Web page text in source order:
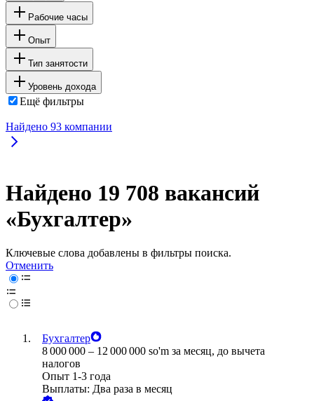
Рабочие часы
Опыт
Тип занятости
Уровень дохода
Ещё фильтры
Найдено 93 компании
Найдено 19 708 вакансий
«Бухгалтер»
Ключевые слова добавлены в фильтры поиска.
Отменить
Бухгалтер
8 000 000 – 12 000 000 so'm за месяц, до вычета
налогов
Опыт 1-3 года
Выплаты: Два раза в месяц